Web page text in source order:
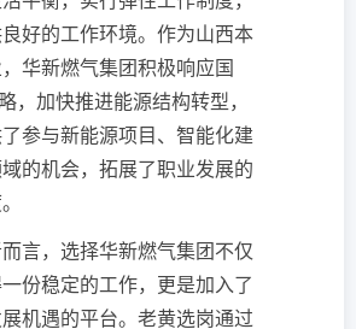
好的工作环境。作为山西本
华新燃气集团积极响应国
，加快推进能源结构转型，
参与新能源项目、智能化建
的机会，拓展了职业发展的
言，选择华新燃气集团不仅
份稳定的工作，更是加入了
机遇的平台。老黄选岗通过